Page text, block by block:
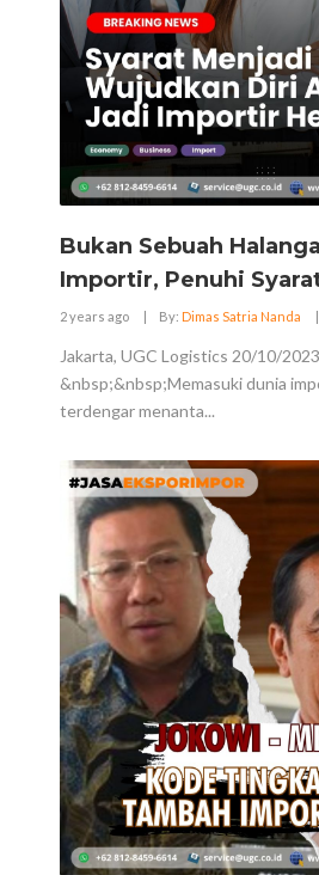
Bukan Sebuah
Importir, Penuhi
2 years ago | By: Dimas Satria Nanda |
Jakarta, UGC Logistics 20/10/
&nbsp;&nbsp;Memasuki dunia
terdengar menanta...